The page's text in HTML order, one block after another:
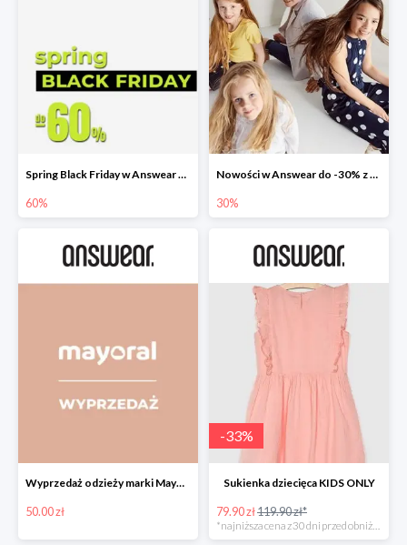
Spring Black Friday w Answear do -60%
60%
Nowości w Answear do -30% z kodem rabatowym
30%
Wyprzedaż odzieży marki Mayoral do -50% w Answear
50.00 zł
-33%
Sukienka dziecięca KIDS ONLY
79.90 zł119.90 zł*
*najniższa cena z 30 dni przed obniżką